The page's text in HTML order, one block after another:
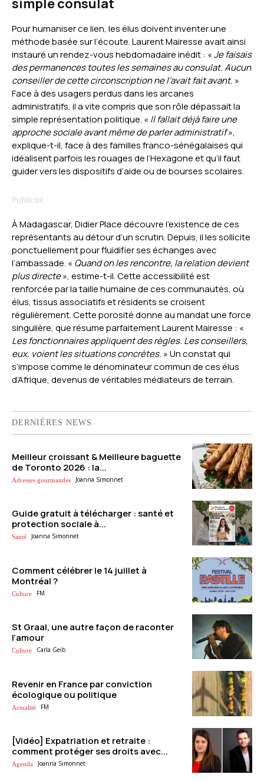
simple consulat
Pour humaniser ce lien, les élus doivent inventer une
méthode basée sur l’écoute. Laurent Mairesse avait ainsi
instauré un rendez-vous hebdomadaire inédit : «Je faisais
des permanences toutes les semaines au consulat. Aucun
conseiller de cette circonscription ne l’avait fait avant. »
Face à des usagers perdus dans les arcanes
administratifs, il a vite compris que son rôle dépassait la
simple représentation politique. « Il fallait déjà faire une
approche sociale avant même de parler administratif»,
explique-t-il, face à des familles franco-sénégalaises qui
idéalisent parfois les rouages de l’Hexagone et qu’il faut
guider vers les dispositifs d’aide ou de bourses scolaires.
À Madagascar, Didier Place découvre l’existence de ces
représentants au détour d’un scrutin. Depuis, il les sollicite
ponctuellement pour fluidifier ses échanges avec
l’ambassade. « Quand on les rencontre, la relation devient
plus directe», estime-t-il. Cette accessibilité est
renforcée par la taille humaine de ces communautés, où
élus, tissus associatifs et résidents se croisent
régulièrement. Cette porosité donne au mandat une force
singulière, que résume parfaitement Laurent Mairesse : «
Les fonctionnaires appliquent des règles. Les conseillers,
eux, voient les situations concrètes. » Un constat qui
s’impose comme le dénominateur commun de ces élus
d’Afrique, devenus de véritables médiateurs de terrain.
DERNIÈRES NEWS
Meilleur croissant & Meilleure baguette
de Toronto 2026 : la...
Adresses gourmandes Joanna Simonnet
Guide gratuit à télécharger : santé et
protection sociale à...
Santé Joanna Simonnet
Comment célébrer le 14 juillet à
Montréal ?
Culture FM
St Graal, une autre façon de raconter
l’amour
Culture Carla Geib
Revenir en France par conviction
écologique ou politique
Actualité FM
[Vidéo] Expatriation et retraite :
comment protéger ses droits avec...
Agenda Joanna Simonnet